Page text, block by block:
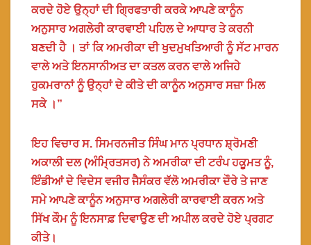
ਕਰਦੇ ਹੋਏ ਉਨ੍ਹਾਂ ਦੀ ਗ੍ਰਿਫਤਾਰੀ ਕਰਕੇ ਆਪਣੇ ਕਾਨੂੰਨ
ਅਨੁਸਾਰ ਅਗਲੇਰੀ ਕਾਰਵਾਈ ਪਹਿਲ ਦੇ ਆਧਾਰ ਤੇ ਕਰਨੀ
ਬਣਦੀ ਹੈ । ਤਾਂ ਕਿ ਅਮਰੀਕਾ ਦੀ ਖੁਦਮੁਖਤਿਆਰੀ ਨੂੰ ਸੱਟ ਮਾਰਨ
ਵਾਲੇ ਅਤੇ ਇਨਸਾਨੀਅਤ ਦਾ ਕਤਲ ਕਰਨ ਵਾਲੇ ਅਜਿਹੇ
ਹੁਕਮਰਾਨਾਂ ਨੂੰ ਉਨ੍ਹਾਂ ਦੇ ਕੀਤੇ ਦੀ ਕਾਨੂੰਨ ਅਨੁਸਾਰ ਸਜ਼ਾ ਮਿਲ
ਸਕੇ ।”
ਇਹ ਵਿਚਾਰ ਸ. ਸਿਮਰਨਜੀਤ ਸਿੰਘ ਮਾਨ ਪ੍ਰਧਾਨ ਸ਼੍ਰੋਮਣੀ
ਅਕਾਲੀ ਦਲ (ਅੰਮ੍ਰਿਤਸਰ) ਨੇ ਅਮਰੀਕਾ ਦੀ ਟਰੰਪ ਹਕੂਮਤ ਨੂੰ,
ਇੰਡੀਆਂ ਦੇ ਵਿਦੇਸ ਵਜੀਰ ਜੈਸੰਕਰ ਵੱਲੋ ਅਮਰੀਕਾ ਦੌਰੇ ਤੇ ਜਾਣ
ਸਮੇ ਆਪਣੇ ਕਾਨੂੰਨ ਅਨੁਸਾਰ ਅਗਲੇਰੀ ਕਾਰਵਾਈ ਕਰਨ ਅਤੇ
ਸਿੱਖ ਕੌਮ ਨੂੰ ਇਨਸਾਫ਼ ਦਿਵਾਉਣ ਦੀ ਅਪੀਲ ਕਰਦੇ ਹੋਏ ਪ੍ਰਗਟ
ਕੀਤੇ।